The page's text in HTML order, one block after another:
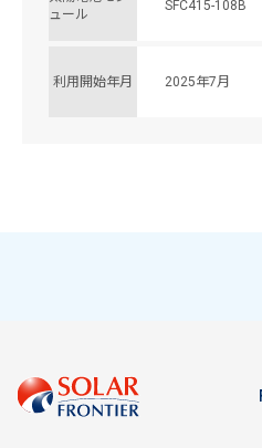
ュール
SFC415-108B
利用開始年月 2025年7月